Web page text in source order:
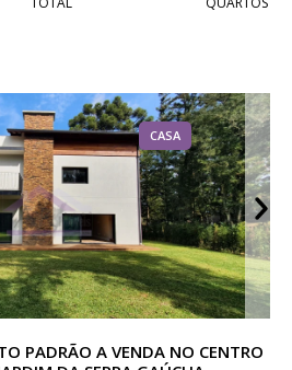
CASA
PADRÃO A VENDA NO CENTRO